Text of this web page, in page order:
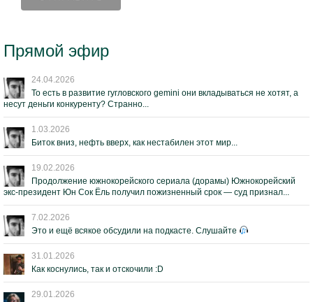
Прямой эфир
24.04.2026
То есть в развитие гугловского gemini они вкладываться не хотят, а
несут деньги конкуренту? Странно...
1.03.2026
Биток вниз, нефть вверх, как нестабилен этот мир...
19.02.2026
Продолжение южнокорейского сериала (дорамы) Южнокорейский
экс-президент Юн Сок Ёль получил пожизненный срок — суд признал...
7.02.2026
Это и ещё всякое обсудили на подкасте. Слушайте
31.01.2026
Как коснулись, так и отскочили :D
29.01.2026